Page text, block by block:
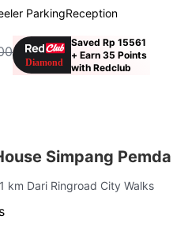
ParkingReception
Saved Rp 15561
+ Earn 35 Points
with Redclub
Simpang
km Dari Ringroad City Walks